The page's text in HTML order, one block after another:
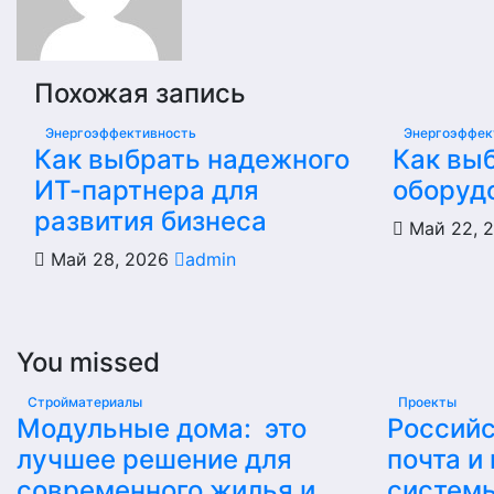
Похожая запись
Энергоэффективность
Как выбрать надежного
ИТ-партнера для
развития бизнеса
Май 28, 2026 admin
Как
Май 22,
You missed
Стройматериалы
Модульные дома: это
лучшее решение для
Проекты
почта